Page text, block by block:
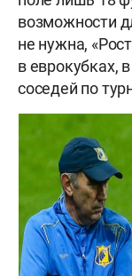
возможности
не нужна,
в еврокубках,
соседей по